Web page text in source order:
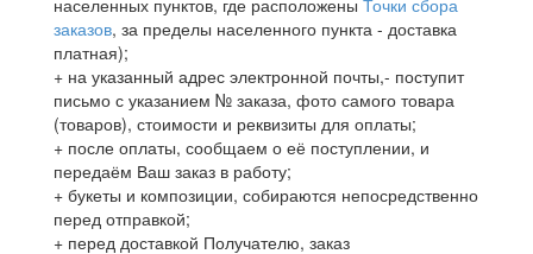
населенных пунктов, где расположены Точки сбора
заказов, за пределы населенного пункта - доставка
платная);
+ на указанный адрес электронной почты,- поступит
письмо с указанием № заказа, фото самого товара
(товаров), стоимости и реквизиты для оплаты;
+ после оплаты, сообщаем о её поступлении, и
передаём Ваш заказ в работу;
+ букеты и композиции, собираются непосредственно
перед отправкой;
+ перед доставкой Получателю, заказ